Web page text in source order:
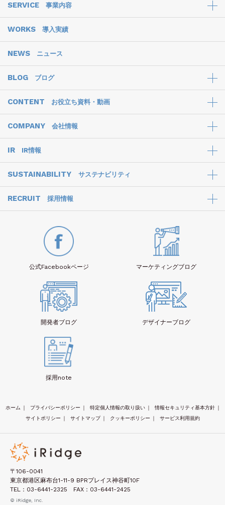
SERVICE 事業内容
WORKS 導入実績
NEWS ニュース
BLOG ブログ
CONTENT お役立ち資料・動画
COMPANY 会社情報
IR IR情報
SUSTAINABILITY サステナビリティ
RECRUIT 採用情報
公式Facebookページ マーケティングブログ
開発者ブログ デザイナーブログ
採用note
ホーム ｜ プライバシーポリシー ｜ 特定個人情報の取り扱い ｜ 情報セキュリティ基本方針 ｜
サイトポリシー
｜ サイトマップ ｜ クッキーポリシー ｜ サービス利用規約
〒106-0041
東京都港区麻布台1-11-9 BPRプレイス神谷町10F
TEL：03-6441-2325 FAX：03-6441-2425
© iRidge, Inc.